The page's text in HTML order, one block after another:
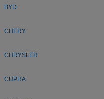
BYD
CHERY
CHRYSLER
CUPRA